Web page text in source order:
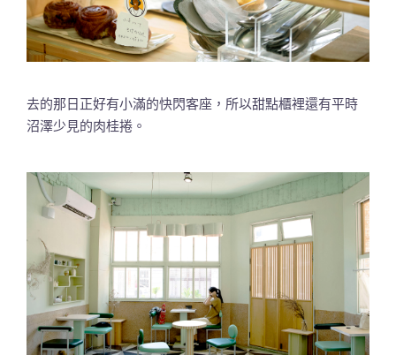
去的那日正好有小滿的快閃客座，所以甜點櫃裡還有平時
沼澤少見的肉桂捲。